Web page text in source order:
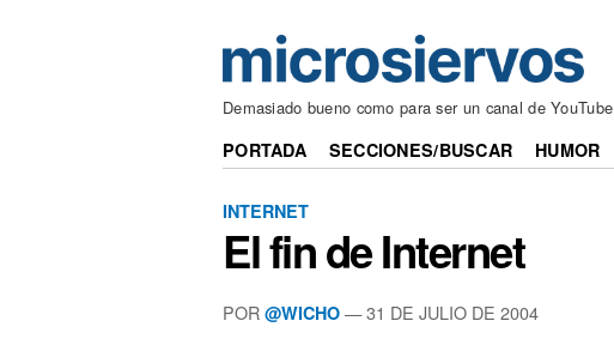
Demasiado bueno como para ser un canal de YouTube
PORTADA SECCIONES/BUSCAR HUMOR
INTERNET
El fin de Internet
POR @WICHO — 31 DE JULIO DE 2004